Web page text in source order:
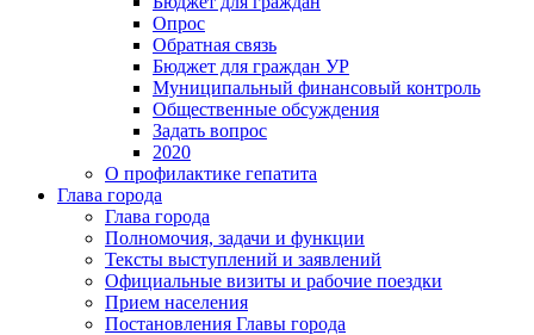
Опрос
Обратная связь
Бюджет для граждан УР
Муниципальный финансовый контроль
Общественные обсуждения
Задать вопрос
2020
О профилактике гепатита
Глава города
Глава города
Полномочия, задачи и функции
Тексты выступлений и заявлений
Официальные визиты и рабочие поездки
Прием населения
Постановления Главы города